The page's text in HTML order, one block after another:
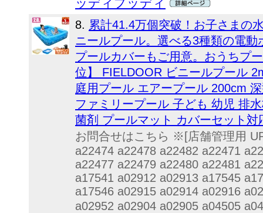
8. 累計41.4万個突破！お子さまの
ニールプール。選べる3種類の電
プールカバーもご用意。おうちプ
位】 FIELDOOR ビニールプール
庭用プール エアープール 200cm
ファミリープール 子ども 幼児 排
菌剤 プールマット カバーセット
お問合せはこちら ※[店舗管理用
a22474 a22478 a22482 a22471
a22477 a22479 a22480 a22481
a17541 a02912 a02913 a17545
a17546 a02915 a02914 a02916
a02952 a02904 a02905 a04505